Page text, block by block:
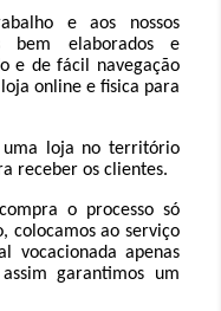
e aos nossos
bem elaborados e
e de fácil navegação
online e fisica para
uma loja no território
receber os clientes.
o processo só
colocamos ao serviço
vocacionada apenas
garantimos um